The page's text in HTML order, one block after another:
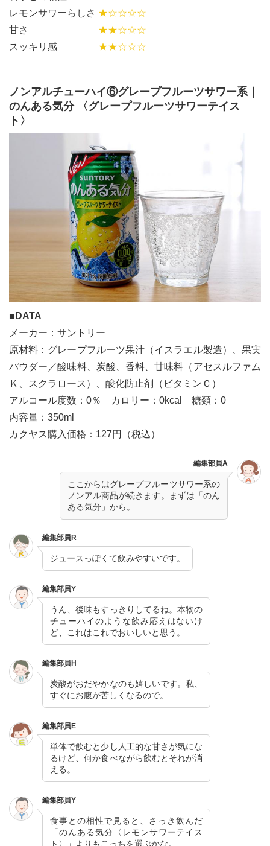
レモンサワーらしさ ★☆☆☆☆
甘さ ★★☆☆☆
スッキリ感 ★★☆☆☆
ノンアルチューハイ⑥グレープフルーツサワー系｜
のんある気分 〈グレープフルーツサワーテイス
ト〉
■DATA
メーカー：サントリー
原材料：グレープフルーツ果汁（イスラエル製造）、果実
パウダー／酸味料、炭酸、香料、甘味料（アセスルファム
Ｋ、スクラロース）、酸化防止剤（ビタミンＣ）
アルコール度数：0％ カロリー：0kcal 糖類：0
内容量：350ml
カクヤス購入価格：127円（税込）
編集部員A
ここからはグレープフルーツサワー系の
ノンアル商品が続きます。まずは「のん
ある気分」から。
編集部員R
ジュースっぽくて飲みやすいです。
編集部員Y
うん、後味もすっきりしてるね。本物の
チューハイのような飲み応えはないけ
ど、これはこれでおいしいと思う。
編集部員H
炭酸がおだやかなのも嬉しいです。私、
すぐにお腹が苦しくなるので。
編集部員E
単体で飲むと少し人工的な甘さが気にな
るけど、何か食べながら飲むとそれが消
える。
編集部員Y
食事との相性で見ると、さっき飲んだ
「のんある気分〈レモンサワーテイス
ト〉」よりもこっちを選ぶかな。